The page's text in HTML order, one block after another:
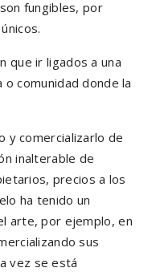
fungibles, por
que ir ligados a una
comunidad donde la
y comercializarlo de
inalterable de
precios a los
ha tenido un
arte, por ejemplo, en
sus
vez se está